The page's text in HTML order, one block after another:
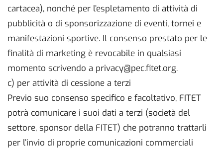
cartacea), nonché per l’espletamento di attività di
pubblicità o di sponsorizzazione di eventi, tornei e
manifestazioni sportive. Il consenso prestato per le
finalità di marketing è revocabile in qualsiasi
momento scrivendo a privacy@pec.fitet.org.
c) per attività di cessione a terzi
Previo suo consenso specifico e facoltativo, FITET
potrà comunicare i suoi dati a terzi (società del
settore, sponsor della FITET) che potranno trattarli
per l’invio di proprie comunicazioni commerciali